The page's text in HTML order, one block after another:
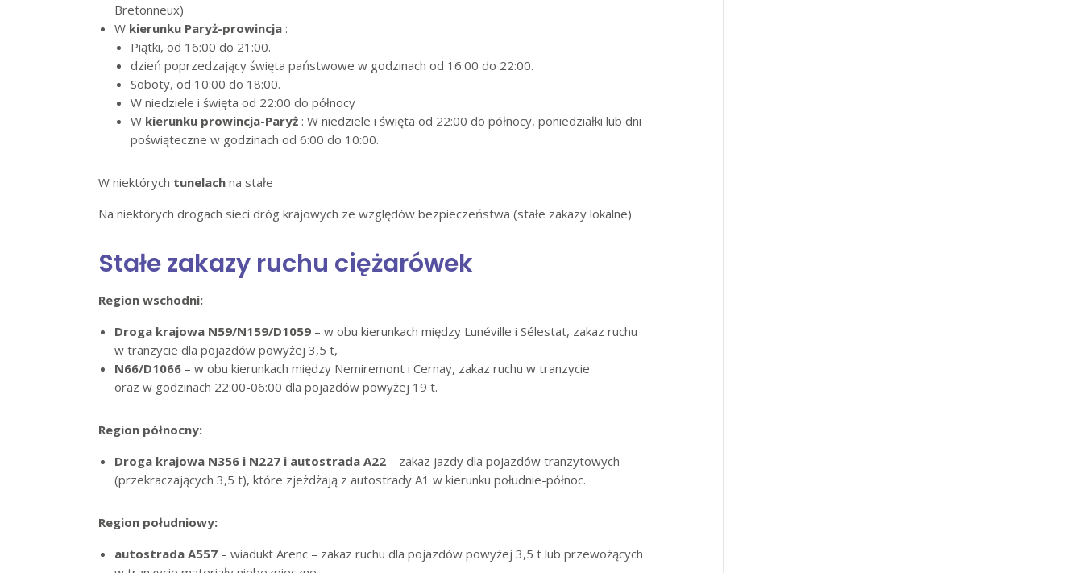
Bretonneux)
W kierunku Paryż-prowincja :
Piątki, od 16:00 do 21:00.
dzień poprzedzający święta państwowe w godzinach od 16:00 do 22:00.
Soboty, od 10:00 do 18:00.
W niedziele i święta od 22:00 do północy
W kierunku prowincja-Paryż : W niedziele i święta od 22:00 do północy, poniedziałki lub dni
poświąteczne w godzinach od 6:00 do 10:00.
W niektórych tunelach na stałe
Na niektórych drogach sieci dróg krajowych ze względów bezpieczeństwa (stałe zakazy lokalne)
Stałe zakazy ruchu ciężarówek
Region wschodni:
Droga krajowa N59/N159/D1059 – w obu kierunkach między Lunéville i Sélestat, zakaz ruchu
w tranzycie dla pojazdów powyżej 3,5 t,
N66/D1066 – w obu kierunkach między Nemiremont i Cernay, zakaz ruchu w tranzycie
oraz w godzinach 22:00-06:00 dla pojazdów powyżej 19 t.
Region północny:
Droga krajowa N356 i N227 i autostrada A22 – zakaz jazdy dla pojazdów tranzytowych
(przekraczających 3,5 t), które zjeżdżają z autostrady A1 w kierunku południe-północ.
Region południowy:
autostrada A557 – wiadukt Arenc – zakaz ruchu dla pojazdów powyżej 3,5 t lub przewożących